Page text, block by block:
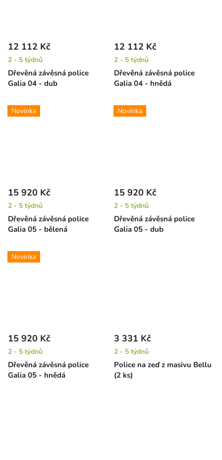
Dřevěná závěsná police
Galia 04 - dub
12 112 Kč
2 - 5 týdnů
Dřevěná závěsná police
Galia 04 - hnědá
12 112 Kč
2 - 5 týdnů
Novinka
Dřevěná závěsná police
Galia 05 - bělená
15 920 Kč
2 - 5 týdnů
Novinka
Dřevěná závěsná police
Galia 05 - dub
15 920 Kč
2 - 5 týdnů
Novinka
Dřevěná závěsná police
Galia 05 - hnědá
15 920 Kč
2 - 5 týdnů
Police na zeď z masivu Bellu
(2 ks)
3 331 Kč
2 - 5 týdnů